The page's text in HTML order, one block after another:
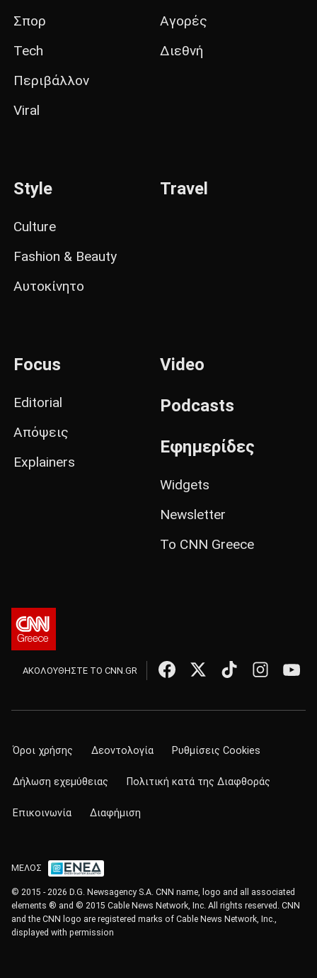
Σπορ
Tech
Περιβάλλον
Viral
Αγορές
Διεθνή
Style
Culture
Fashion & Beauty
Αυτοκίνητο
Travel
Focus
Editorial
Απόψεις
Explainers
Video
Podcasts
Εφημερίδες
Widgets
Newsletter
Το CNN Greece
ΑΚΟΛΟΥΘΗΣΤΕ ΤΟ CNN.GR
Όροι χρήσης Δεοντολογία Ρυθμίσεις Cookies
Δήλωση εχεμύθειας Πολιτική κατά της Διαφθοράς
Επικοινωνία Διαφήμιση
ΜΕΛΟΣ
© 2015 - 2026 D.G. Newsagency S.A. CNN name, logo and all associated
elements ® and © 2015 Cable News Network, Inc. All rights reserved. CNN
and the CNN logo are registered marks of Cable News Network, Inc.,
displayed with permission